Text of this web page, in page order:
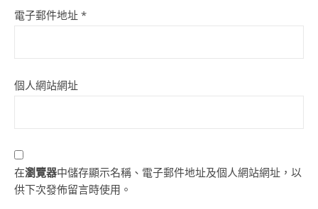
電子郵件地址 *
個人網站網址
在瀏覽器中儲存顯示名稱、電子郵件地址及個人網站網址，以
供下次發佈留言時使用。